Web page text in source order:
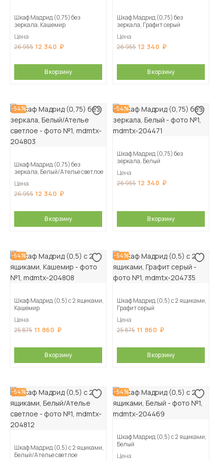
Шкаф Мадрид (0,75) без
зеркала, Кашемир
Цена
26 955 12 340
В корзину
Шкаф Мадрид (0,75) без
зеркала, Графит серый
Цена
26 955 12 340
В корзину
-54%
Шкаф Мадрид (0,75) без
зеркала, Белый/Ателье светлое
Цена
26 955 12 340
В корзину
-54%
Шкаф Мадрид (0,75) без
зеркала, Белый
Цена
26 955 12 340
В корзину
-54%
Шкаф Мадрид (0,5) с 2 ящиками,
Кашемир
Цена
25 875 11 860
В корзину
-54%
Шкаф Мадрид (0,5) с 2 ящиками,
Графит серый
Цена
25 875 11 860
В корзину
-54%
Шкаф Мадрид (0,5) с 2 ящиками,
Белый/Ателье светлое
-54%
Шкаф Мадрид (0,5) с 2 ящиками,
Белый
Цена